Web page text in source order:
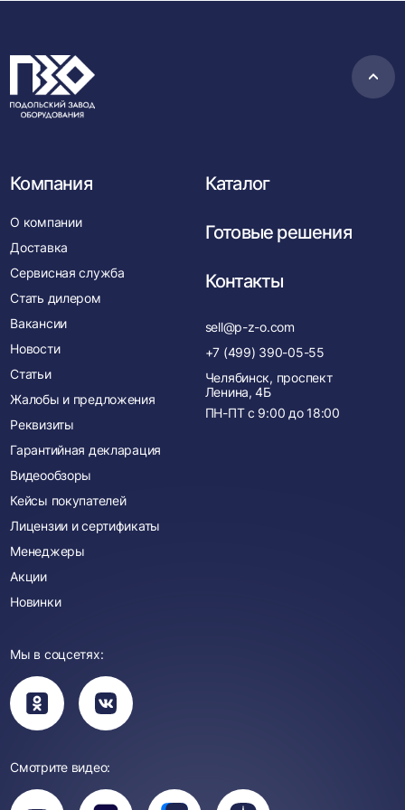
в
Компания
О компании
Доставка
Сервисная служба
Стать дилером
Вакансии
Новости
Статьи
Жалобы и предложения
Реквизиты
Гарантийная декларация
Видеообзоры
Кейсы покупателей
Лицензии и сертификаты
Менеджеры
Акции
Новинки
Каталог
Готовые решения
Контакты
sell@p-z-o.com
+7 (499) 390-05-55
Челябинск, проспект
Ленина, 4Б
ПН-ПТ с 9:00 до 18:00
Мы в соцсетях:
Вы
перейдете
в
группу
Вы
перейдете
в
группу
Смотрите видео:
Вы